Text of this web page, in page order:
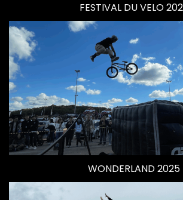
FESTIVAL DU VELO
WONDERLAND 2025